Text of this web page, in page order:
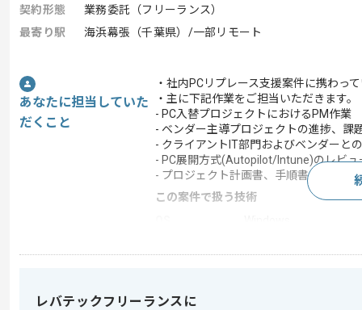
契約形態
業務委託（フリーランス）
最寄り駅
海浜幕張（千葉県）/一部リモート
あなたに担当していた
だくこと
・社内PCリプレース支援案件に携わっ
・主に下記作業をご担当いただきます。
- PC入替プロジェクトにおけるPM作業
- ベンダー主導プロジェクトの進捗、課
- クライアントIT部門およびベンダーと
- PC展開方式(Autopilot/Intune)のレビュ
- プロジェクト計画書、手順書、運用設
この案件で扱う技術
特徴
レバテックフリーランスに